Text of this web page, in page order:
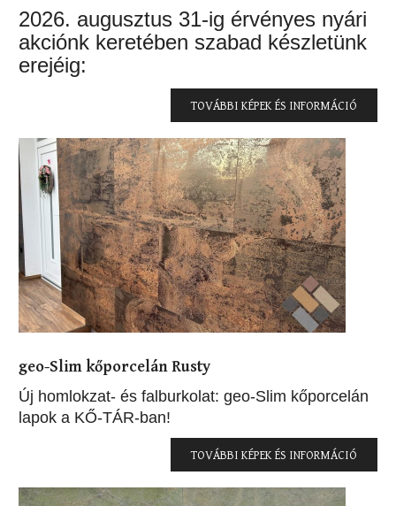
2026. augusztus 31-ig érvényes nyári
akciónk keretében szabad készletünk
erejéig:
TOVÁBBI KÉPEK ÉS INFORMÁCIÓ
geo-Slim kőporcelán Rusty
Új homlokzat- és falburkolat: geo-Slim kőporcelán
lapok a KŐ-TÁR-ban!
TOVÁBBI KÉPEK ÉS INFORMÁCIÓ